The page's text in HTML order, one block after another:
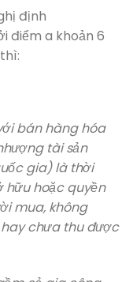
định
điểm a khoản 6
bán hàng hóa
tài sản
gia) là thời
hữu hoặc quyền
mua, không
chưa thu được